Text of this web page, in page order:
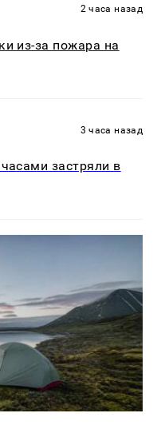
2 часа назад
из-за пожара на
3 часа назад
застряли в